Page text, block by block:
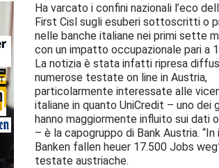
Ha varcato i confini nazionali l’eco
First Cisl sugli esuberi sottoscritti o
nelle banche italiane nei primi sette
con un impatto occupazionale pari a
La notizia è stata infatti ripresa
numerose testate on line in Austria,
particolarmente interessate alle
italiane in quanto UniCredit – uno dei
hanno maggiormente influito sui dati
– è la capogruppo di Bank Austria.
Banken fallen heuer 17.500 Jobs
testate austriache.